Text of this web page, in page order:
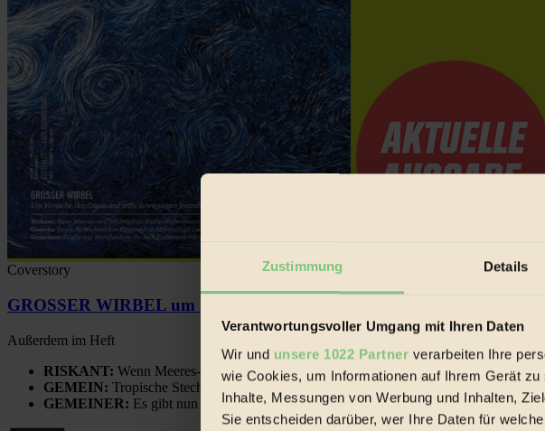
Zustimmung Details
Verantwortungsvoller Umgang mit Ihren Daten
Wir und unsere 1022 Partner verarbeiten Ihre
wie Cookies, um Informationen auf Ihrem Gerät
Inhalte, Messungen von Werbung und Inhalten,
Sie entscheiden darüber, wer Ihre Daten für
Coverstory
GROSSER WIRBEL um Versuche, den Ozean und seine Bewegungen
Außerdem im Heft
RISKANT: Wenn Meeres- und Wildvögel im Freilandhühnerbetrieb vorbeischauen.
GEMEIN: Tropische Stechmücken fühlen sich in Mitteleuropa inziwschen oft zu Hause.
GEMEINER: Es gibt nun Weinflaschen, die nach Entleerung voll wieder zu dir